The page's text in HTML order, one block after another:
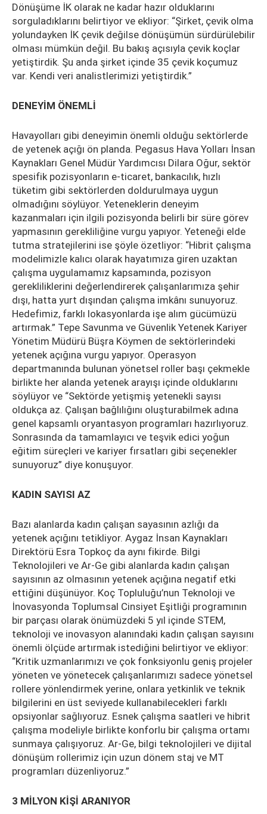
Dönüşüme İK olarak ne kadar hazır olduklarını
sorguladıklarını belirtiyor ve ekliyor: “Şirket, çevik olma
yolundayken İK çevik değilse dönüşümün sürdürülebilir
olması mümkün değil. Bu bakış açısıyla çevik koçlar
yetiştirdik. Şu anda şirket içinde 35 çevik koçumuz
var. Kendi veri analistlerimizi yetiştirdik.”
DENEYİM ÖNEMLİ
Havayolları gibi deneyimin önemli olduğu sektörlerde
de yetenek açığı ön planda. Pegasus Hava Yolları İnsan
Kaynakları Genel Müdür Yardımcısı Dilara Oğur, sektör
spesifik pozisyonların e-ticaret, bankacılık, hızlı
tüketim gibi sektörlerden doldurulmaya uygun
olmadığını söylüyor. Yeteneklerin deneyim
kazanmaları için ilgili pozisyonda belirli bir süre görev
yapmasının gerekliliğine vurgu yapıyor. Yeteneği elde
tutma stratejilerini ise şöyle özetliyor: “Hibrit çalışma
modelimizle kalıcı olarak hayatımıza giren uzaktan
çalışma uygulamamız kapsamında, pozisyon
gerekliliklerini değerlendirerek çalışanlarımıza şehir
dışı, hatta yurt dışından çalışma imkânı sunuyoruz.
Hedefimiz, farklı lokasyonlarda işe alım gücümüzü
artırmak.” Tepe Savunma ve Güvenlik Yetenek Kariyer
Yönetim Müdürü Büşra Köymen de sektörlerindeki
yetenek açığına vurgu yapıyor. Operasyon
departmanında bulunan yönetsel roller başı çekmekle
birlikte her alanda yetenek arayışı içinde olduklarını
söylüyor ve “Sektörde yetişmiş yetenekli sayısı
oldukça az. Çalışan bağlılığını oluşturabilmek adına
genel kapsamlı oryantasyon programları hazırlıyoruz.
Sonrasında da tamamlayıcı ve teşvik edici yoğun
eğitim süreçleri ve kariyer fırsatları gibi seçenekler
sunuyoruz” diye konuşuyor.
KADIN SAYISI AZ
Bazı alanlarda kadın çalışan sayasının azlığı da
yetenek açığını tetikliyor. Aygaz İnsan Kaynakları
Direktörü Esra Topkoç da aynı fikirde. Bilgi
Teknolojileri ve Ar-Ge gibi alanlarda kadın çalışan
sayısının az olmasının yetenek açığına negatif etki
ettiğini düşünüyor. Koç Topluluğu’nun Teknoloji ve
İnovasyonda Toplumsal Cinsiyet Eşitliği programının
bir parçası olarak önümüzdeki 5 yıl içinde STEM,
teknoloji ve inovasyon alanındaki kadın çalışan sayısını
önemli ölçüde artırmak istediğini belirtiyor ve ekliyor:
“Kritik uzmanlarımızı ve çok fonksiyonlu geniş projeler
yöneten ve yönetecek çalışanlarımızı sadece yönetsel
rollere yönlendirmek yerine, onlara yetkinlik ve teknik
bilgilerini en üst seviyede kullanabilecekleri farklı
opsiyonlar sağlıyoruz. Esnek çalışma saatleri ve hibrit
çalışma modeliyle birlikte konforlu bir çalışma ortamı
sunmaya çalışıyoruz. Ar-Ge, bilgi teknolojileri ve dijital
dönüşüm rollerimiz için uzun dönem staj ve MT
programları düzenliyoruz.”
3 MİLYON KİŞİ ARANIYOR